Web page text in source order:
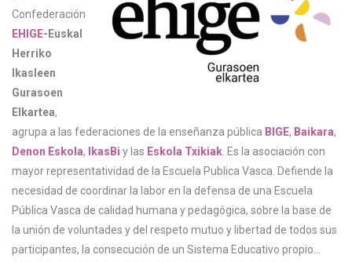
Confederación
EHIGE-Euskal
Herriko
Ikasleen
Gurasoen
Elkartea,
agrupa a las federaciones de la enseñanza pública BIGE, Baikara,
Denon Eskola, IkasBi y las Eskola Txikiak . Es la asociación con
mayor representatividad de la Escuela Publica Vasca. Defiende la
necesidad de coordinar la labor en la defensa de una Escuela
Pública Vasca de calidad humana y pedagógica, sobre la base de
la unión de voluntades y del respeto mutuo y libertad de todos sus
participantes, la consecución de un Sistema Educativo propio…